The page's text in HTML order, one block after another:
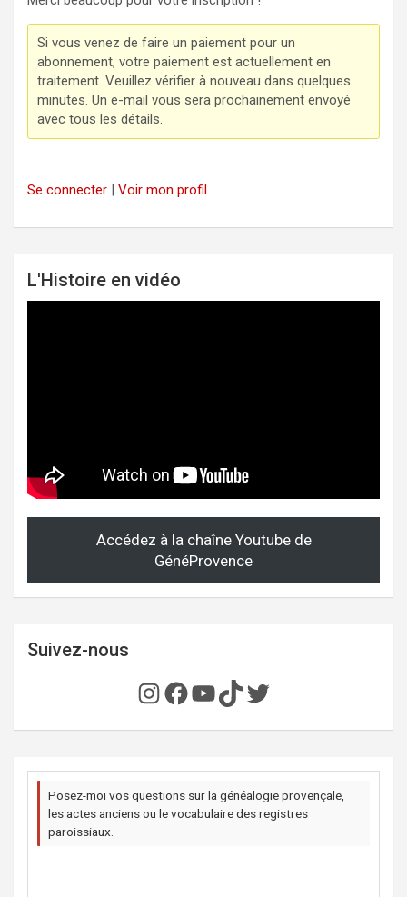
c
b
o
o
k
i
t
e
r
a
i
l
Si vous venez de faire un paiement pour un
abonnement, votre paiement est actuellement en
traitement. Veuillez vérifier à nouveau dans quelques
minutes. Un e-mail vous sera prochainement envoyé
avec tous les détails.
Se connecter | Voir mon profil
L'Histoire en vidéo
Accédez à la chaîne Youtube de
GénéProvence
Suivez-nous
Instagram
Facebook
YouTube
TikTok
Twitter
Posez-moi vos questions sur la généalogie provençale,
les actes anciens ou le vocabulaire des registres
paroissiaux.